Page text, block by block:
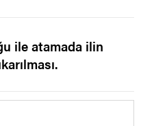
ile atamada ilin